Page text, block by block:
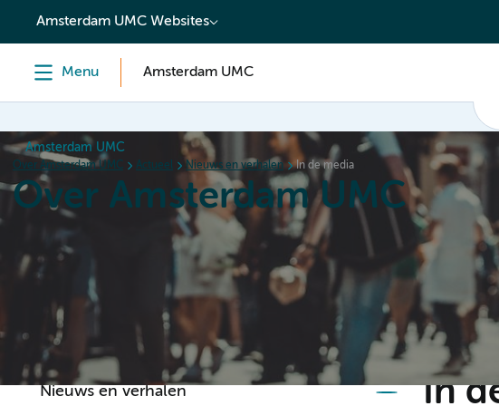
content
Amsterdam UMC Websites
Menu Amsterdam UMC
Amsterdam UMC
Over Amsterdam UMC Actueel Nieuws en verhalen In de media
Over Amsterdam UMC
Hoe wij werken Als werkgever Steun ons
Nieuws en verhalen In